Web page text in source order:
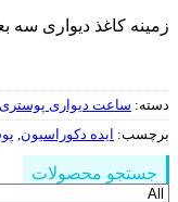
زمینه کاغذ دیواری سه
دسته: ساعت دیواری پوستری
برچسب: ایده دکوراسیون
جستجو محصولات